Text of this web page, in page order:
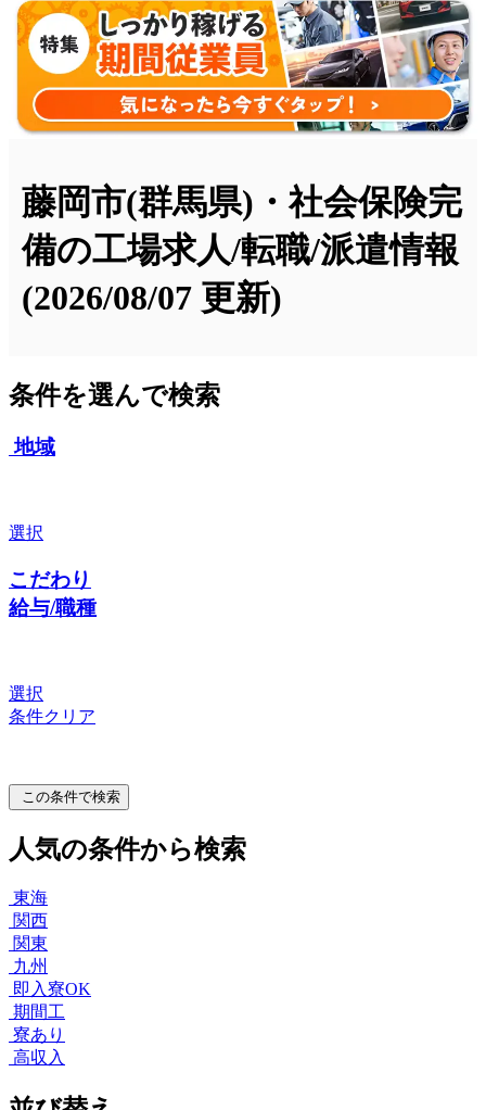
藤岡市(群馬県)・社会保険完
備の工場求人/転職/派遣情報
(2026/08/07 更新)
条件を選んで検索
地域
選択
こだわり
給与/職種
選択
条件クリア
この条件で検索
人気の条件から検索
東海
関西
関東
九州
即入寮OK
期間工
寮あり
高収入